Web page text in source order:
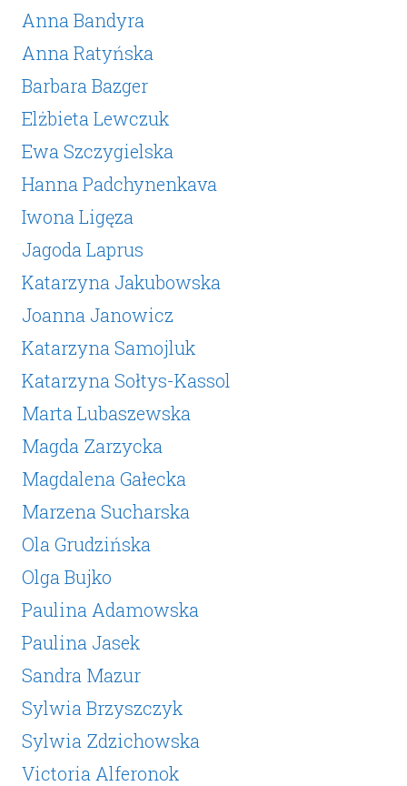
Anna Bandyra
Anna Ratyńska
Barbara Bazger
Elżbieta Lewczuk
Ewa Szczygielska
Hanna Padchynenkava
Iwona Ligęza
Jagoda Laprus
Katarzyna Jakubowska
Joanna Janowicz
Katarzyna Samojluk
Katarzyna Sołtys-Kassol
Marta Lubaszewska
Magda Zarzycka
Magdalena Gałecka
Marzena Sucharska
Ola Grudzińska
Olga Bujko
Paulina Adamowska
Paulina Jasek
Sandra Mazur
Sylwia Brzyszczyk
Sylwia Zdzichowska
Victoria Alferonok